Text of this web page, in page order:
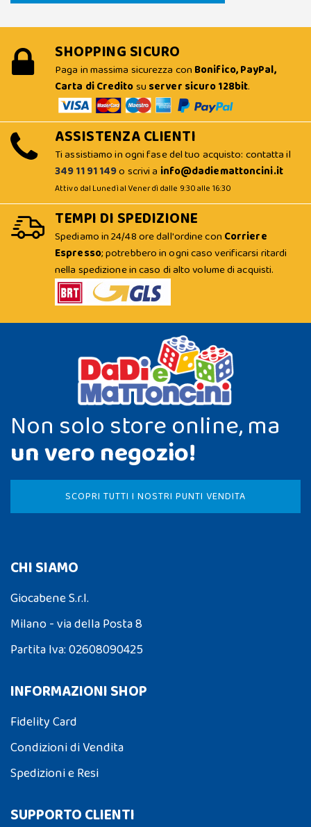
SHOPPING SICURO
Paga in massima sicurezza con Bonifico, PayPal,
Carta di Creditosu server sicuro 128bit.
ASSISTENZA CLIENTI
Ti assistiamo in ogni fase del tuo acquisto: contatta il
349 11 91 149o scrivi a info@dadiemattoncini.it
Attivo dal Lunedì al Venerdì dalle 9:30 alle 16:30
TEMPI DI SPEDIZIONE
Spediamo in 24/48 ore dall'ordine con Corriere
Espresso; potrebbero in ogni caso verificarsi ritardi
nella spedizione in caso di alto volume di acquisti.
Non solo store online, ma
un vero negozio!
SCOPRI TUTTI I NOSTRI PUNTI VENDITA
CHI SIAMO
Giocabene S.r.l.
Milano - via della Posta 8
Partita Iva: 02608090425
INFORMAZIONI SHOP
Fidelity Card
Condizioni di Vendita
Spedizioni e Resi
SUPPORTO CLIENTI